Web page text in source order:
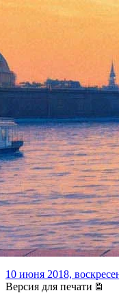
«Маршрут
«квартиру
«Кресты»
10 июня 2018,
Версия для печати